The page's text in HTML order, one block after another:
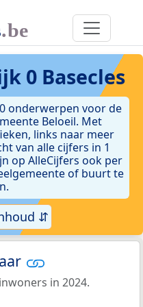
0 Basecles
onderwerpen voor de
Beloeil. Met
links naar meer
van alle cijfers in 1
op AlleCijfers ook per
of buurt te
⇵
in 2024.